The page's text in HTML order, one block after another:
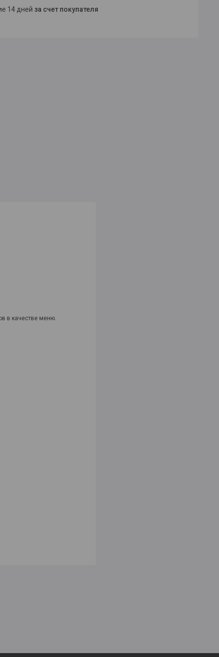
14 дней за счет покупателя
в качестве меню.